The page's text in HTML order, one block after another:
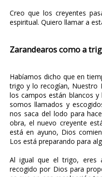
Creo que los creyentes
espiritual. Quiero llamar a
Zarandearos como a
Habíamos dicho que en
trigo y lo recogían, Nuestro
los campos están blancos
somos llamados y
nos saca del lodo para
obra, el nuevo creyente
está en ayuno, Dios
Los está preparando para
Al igual que el trigo, eres
recogido por Dios para